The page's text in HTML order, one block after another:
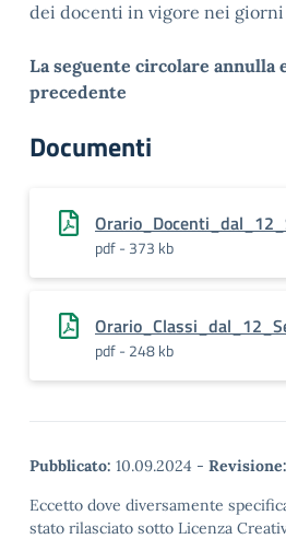
dei docenti in vigore nei giorni
La seguente circolare annulla
precedente
Documenti
pdf - 373 kb
pdf - 248 kb
Pubblicato: 10.09.2024 - Revisione:
Eccetto dove diversamente
stato rilasciato sotto Licenza